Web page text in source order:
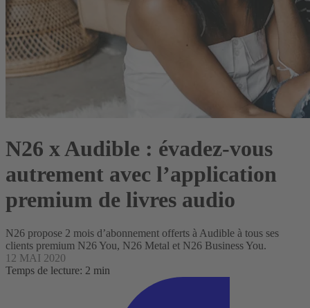
N26 x Audible : évadez-vous
autrement avec l’application
premium de livres audio
N26 propose 2 mois d’abonnement offerts à Audible à tous ses
clients premium N26 You, N26 Metal et N26 Business You.
12 MAI 2020
Temps de lecture: 2 min